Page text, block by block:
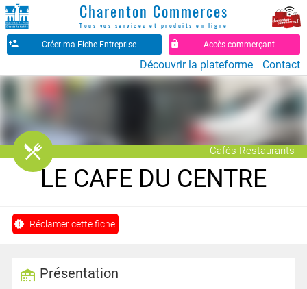
Charenton Commerces
Tous vos services et produits en ligne
Créer ma Fiche Entreprise Accès commerçant
Découvrir la plateforme Contact
󰒦 Cafés Restaurants
LE CAFE DU CENTRE
Réclamer cette fiche
Présentation